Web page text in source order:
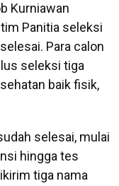
Kurniawan
Panitia seleksi
Para calon
seleksi tiga
baik fisik,
selesai, mulai
hingga tes
tiga nama